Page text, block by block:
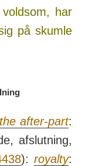
har
på skumle
the after-part:
af­slut­ning,
): royalty: